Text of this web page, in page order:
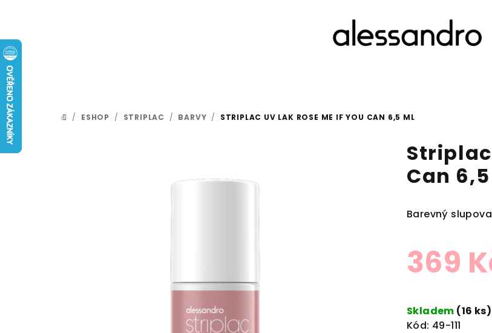
DOMŮ
/ ESHOP / STRIPLAC / BARVY / STRIPLAC UV LAK ROSE ME IF YOU CAN 6,5 ML
Striplac
Can
Barevný
369
cena:
Skladem (16 ks)
Kód: 49-111